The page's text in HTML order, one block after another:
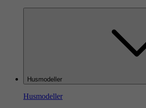
Husmodeller
Husmodeller